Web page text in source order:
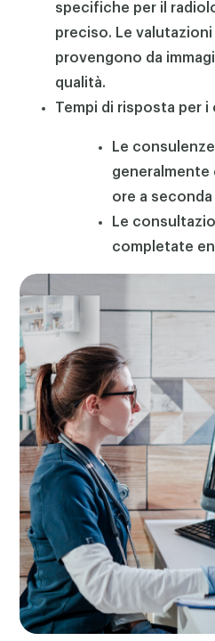
specifiche per il
preciso. Le
provengono da
qualità.
Tempi di risposta per
Le
ore a
Le
completate